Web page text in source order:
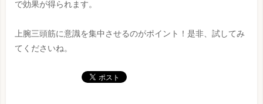
で効果が得られます。
上腕三頭筋に意識を集中させるのがポイント！是非、試してみ
てくださいね。